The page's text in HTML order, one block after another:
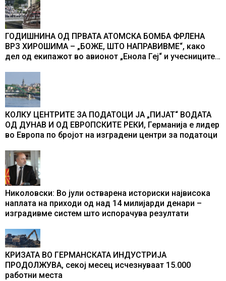
ГОДИШНИНА ОД ПРВАТА АТОМСКА БОМБА ФРЛЕНА
ВРЗ ХИРОШИМА – „БОЖЕ, ШТО НАПРАВИВМЕ“, како
дел од екипажот во авионот „Енола Геј“ и учесниците
промени текот на историјата
КОЛКУ ЦЕНТРИТЕ ЗА ПОДАТОЦИ ЈА „ПИЈАТ“ ВОДАТА
ОД ДУНАВ И ОД ЕВРОПСКИТЕ РЕКИ, Германија е лидер
во Европа по бројот на изградени центри за податоци
Николовски: Во јули остварена историски највисока
наплата на приходи од над 14 милијарди денари –
изградивме систем што испорачува резултати
КРИЗАТА ВО ГЕРМАНСКАТА ИНДУСТРИЈА
ПРОДОЛЖУВА, секој месец исчезнуваат 15.000
работни места